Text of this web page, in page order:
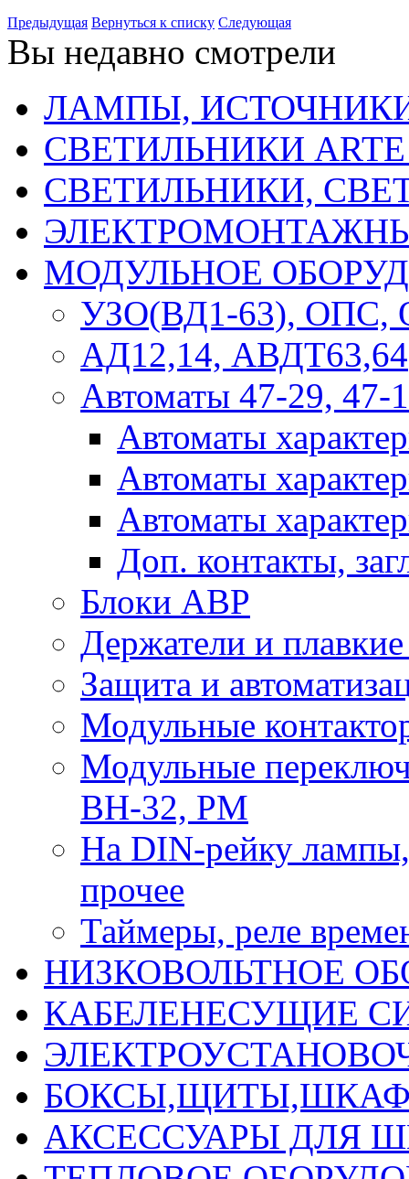
Предыдущая Вернуться к списку Следующая
Вы недавно смотрели
ЛАМПЫ,
СВЕТИЛЬНИКИ ARTE
СВЕТИЛЬНИКИ,
МОДУЛЬНОЕ
УЗО(ВД1-63), ОПС,
АД12,14, АВДТ63,64
Автоматы 47-29, 47-
Автоматы
Автоматы
Автоматы
Доп. контакты,
Блоки АВР
Держатели и
Защита и
Модульные
Модульные
ВН-32, РМ
На DIN-рейку
прочее
Таймеры, реле
НИЗКОВОЛЬТНОЕ
КАБЕЛЕНЕСУЩИЕ
АКСЕССУАРЫ ДЛЯ